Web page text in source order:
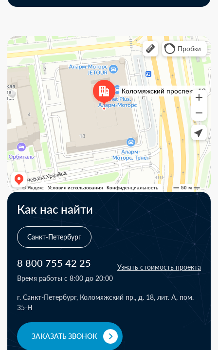
Как нас найти
Санкт-Петербург
8 800 755 42 25
Время работы с 8:00 до 20:00
Узнать стоимость проекта
г. Санкт-Петербург, Коломяжский пр., д. 18, лит. А, пом.
35-Н
ЗАКАЗАТЬ ЗВОНОК